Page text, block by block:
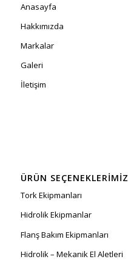
Anasayfa
Hakkımızda
Markalar
Galeri
İletişim
ÜRÜN SEÇENEKLERIMIZ
Tork Ekipmanları
Hidrolik Ekipmanlar
Flanş Bakım Ekipmanları
Hidrolik – Mekanik El Aletleri